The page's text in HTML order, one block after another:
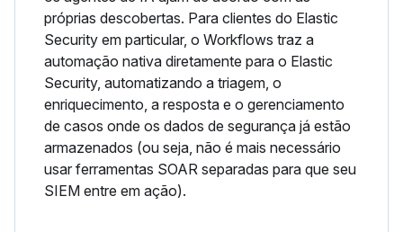
próprias descobertas. Para clientes do Elastic
Security em particular, o Workflows traz a
automação nativa diretamente para o Elastic
Security, automatizando a triagem, o
enriquecimento, a resposta e o gerenciamento
de casos onde os dados de segurança já estão
armazenados (ou seja, não é mais necessário
usar ferramentas SOAR separadas para que seu
SIEM entre em ação).